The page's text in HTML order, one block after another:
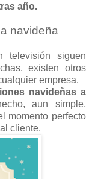
año.
navideña
televisión siguen
existen otros
empresa.
navideñas a
aun simple,
momento perfecto
cliente.